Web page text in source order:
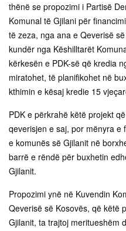
thënë se propozimi i Partisë
Komunal të Gjilani për
të zeza, nga ana e Qeverisë
kundër nga Këshilltarët
kërkesën e PDK-së që kredia
miratohet, të planifikohet në
kthimin e kësaj kredie 15
PDK e përkrahë këtë projekt
qeverisjen e saj, por mënyra e
e komunës së Gjilanit në
barrë e rëndë për buxhetin
Gjilanit.
Propozimi ynë në Kuvendin
Qeverisë së Kosovës, që këtë
Gjilanit, ta trajtoj meritueshëm